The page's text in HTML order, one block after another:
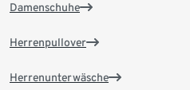
Damenschuhe
Herrenpullover
Herrenunterwäsche